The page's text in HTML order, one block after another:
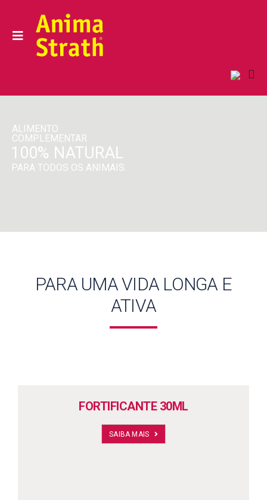
PARA UMA VIDA LONGA E
ATIVA
FORTIFICANTE 30ML
SAIBA MAIS